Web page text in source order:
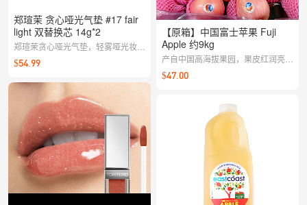
郑瑄茉 贪心哑光气垫 #17 fair
light 双替换芯 14g*2
郑瑄茉贪心哑光气垫，轻雾哑光妆
感，兼顾遮瑕与清透，告别厚重假
面。上脸顺滑服帖，持妆更干净清
爽，随时补妆也自然不闷，打造高级
$54.99
【原箱】中国富士苹果 Fuji
Apple 约9kg
产自中国高海拔果园，果皮红润亮
泽、果肉脆甜多汁。整箱10kg果型
均匀、香气馥郁，是日常销量之王。
$47.00